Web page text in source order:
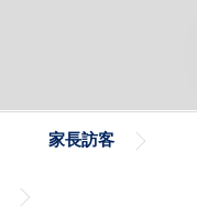
家長訪客